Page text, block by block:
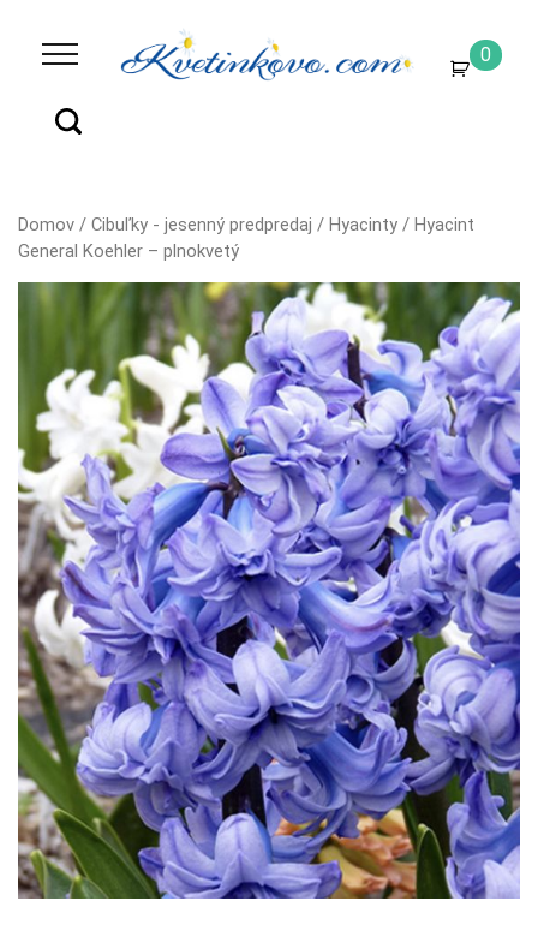
0
Domov / Cibuľky - jesenný predpredaj / Hyacinty / Hyacint
General Koehler – plnokvetý